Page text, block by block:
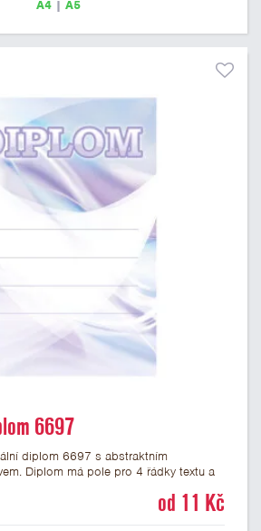
A4| A5
6697
diplom 6697 s abstraktním
Diplom má pole pro 4 řádky textu a
diplom s univerzálnímod 11 Kč